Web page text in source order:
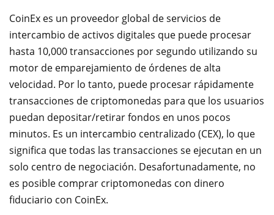
CoinEx es un proveedor global de servicios de
intercambio de activos digitales que puede procesar
hasta 10,000 transacciones por segundo utilizando su
motor de emparejamiento de órdenes de alta
velocidad. Por lo tanto, puede procesar rápidamente
transacciones de criptomonedas para que los usuarios
puedan depositar/retirar fondos en unos pocos
minutos. Es un intercambio centralizado (CEX), lo que
significa que todas las transacciones se ejecutan en un
solo centro de negociación. Desafortunadamente, no
es posible comprar criptomonedas con dinero
fiduciario con CoinEx.